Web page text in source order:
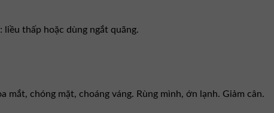
thấp hoặc dùng ngắt quãng.
mắt, chóng mặt, choáng váng. Rùng mình, ớn lạnh. Giảm cân.